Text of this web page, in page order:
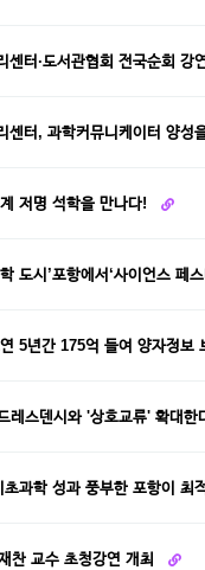
센터·도서관협회 전국순회 강
센터, 과학커뮤니케이터 양성
저명 석학을 만나다!
도시’포항에서‘사이언스 페
5년간 175억 들여 양자정보
레스덴시와 '상호교류' 확대한
과학 성과 풍부한 포항이 최
찬 교수 초청강연 개최